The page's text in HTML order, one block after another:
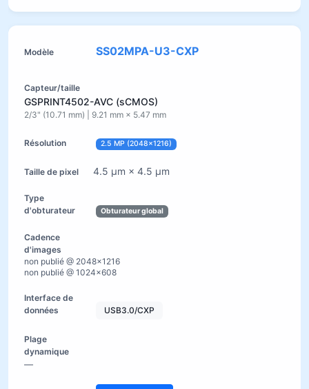
SS02MPA-U3-CXP
GSPRINT4502-AVC (sCMOS)
2/3" (10.71 mm) | 9.21 mm × 5.47 mm
2.5 MP (2048×1216)
4.5 µm × 4.5 µm
Obturateur global
non publié @ 2048×1216
non publié @ 1024×608
USB3.0/CXP
—